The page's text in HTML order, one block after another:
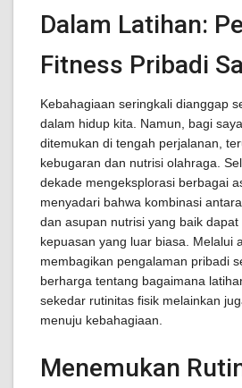
Dalam Latihan:
Fitness Pribadi
Kebahagiaan seringkali dianggap
dalam hidup kita. Namun, bagi
ditemukan di tengah perjalanan,
kebugaran dan nutrisi olahraga.
dekade mengeksplorasi berbagai
menyadari bahwa kombinasi
dan asupan nutrisi yang baik dapat
kepuasan yang luar biasa. Melalui
membagikan pengalaman pribadi
berharga tentang bagaimana
sekedar rutinitas fisik melainkan
menuju kebahagiaan.
Menemukan